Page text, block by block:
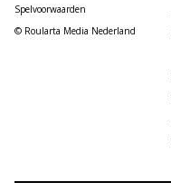
Spelvoorwaarden
© Roularta Media Nederland